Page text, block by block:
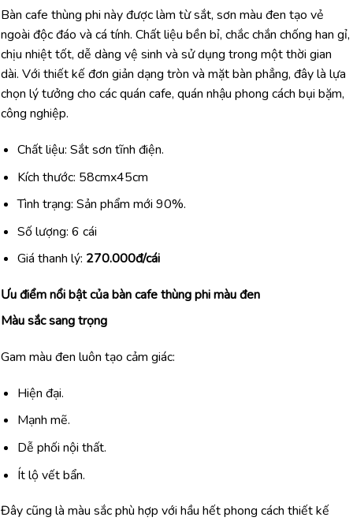
Bàn cafe thùng phi này được làm từ sắt, sơn màu đen tạo vẻ
ngoài độc đáo và cá tính. Chất liệu bền bỉ, chắc chắn chống han gỉ,
chịu nhiệt tốt, dễ dàng vệ sinh và sử dụng trong một thời gian
dài. Với thiết kế đơn giản dạng tròn và mặt bàn phẳng, đây là lựa
chọn lý tưởng cho các quán cafe, quán nhậu phong cách bụi bặm,
công nghiệp.
Chất liệu: Sắt sơn tĩnh điện.
Kích thước: 58cmx45cm
Tình trạng: Sản phẩm mới 90%.
Số lượng: 6 cái
Giá thanh lý: 270.000đ/cái
Ưu điểm nổi bật của bàn cafe thùng phi màu đen
Màu sắc sang trọng
Gam màu đen luôn tạo cảm giác:
Hiện đại.
Mạnh mẽ.
Dễ phối nội thất.
Ít lộ vết bẩn.
Đây cũng là màu sắc phù hợp với hầu hết phong cách thiết kế